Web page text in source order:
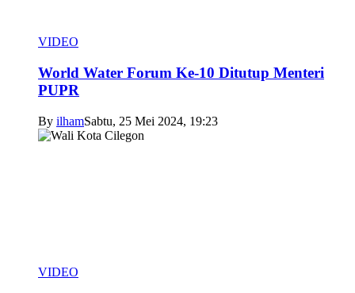
VIDEO
World Water Forum Ke-10 Ditutup Menteri
PUPR
By ilhamSabtu, 25 Mei 2024, 19:23
VIDEO